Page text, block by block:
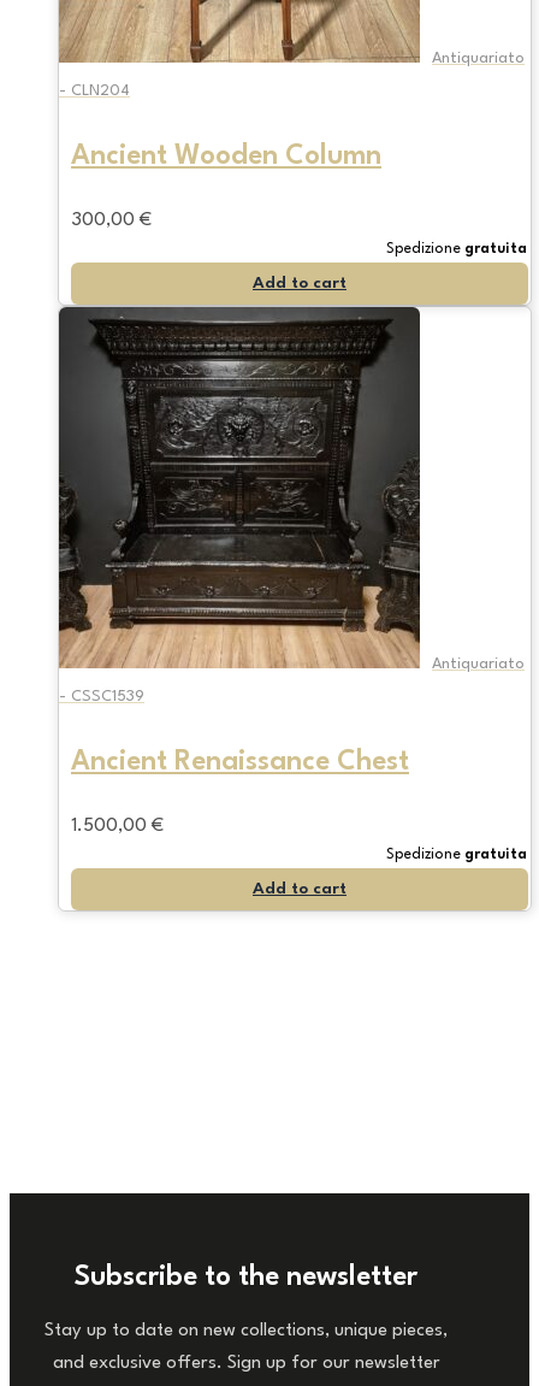
Antiquariato
- CLN204
Ancient Wooden Column
300,00 €
Spedizione gratuita
Add to cart
Antiquariato
- CSSC1539
Ancient Renaissance Chest
1.500,00 €
Spedizione gratuita
Add to cart
Subscribe to the newsletter
Stay up to date on new collections, unique pieces,
and exclusive offers. Sign up for our newsletter